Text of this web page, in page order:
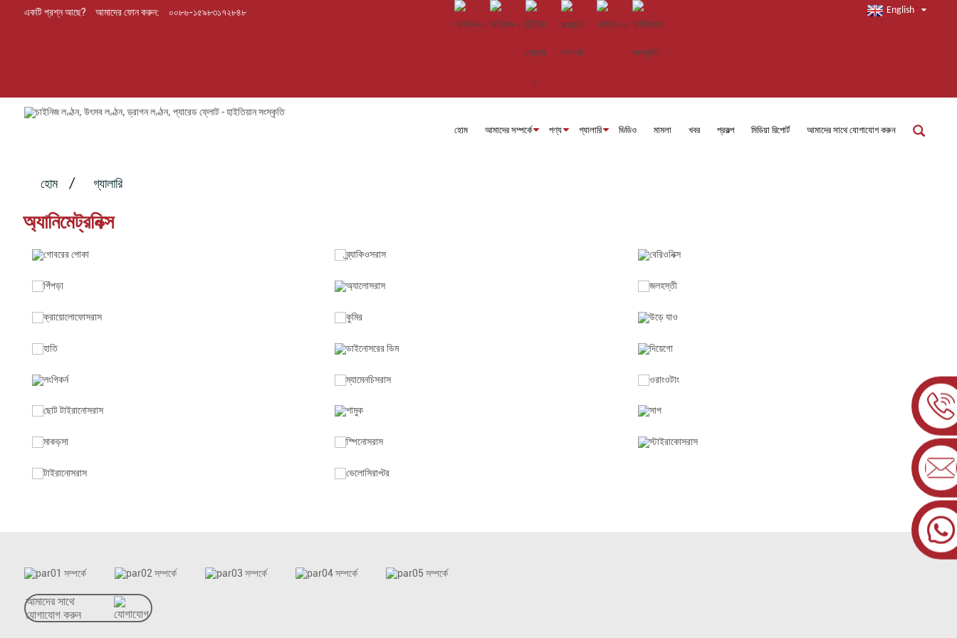
একটি প্রশ্ন আছে? আমাদের ফোন করুন: ০০৮৬-১৫৯৮৩১৭২৮৪৮ English
হোম আমাদের সম্পর্কে পণ্য গ্যালারি ভিডিও মামলা খবর প্রকল্প মিডিয়া রিপোর্ট আমাদের সাথে যোগাযোগ করুন
হোম গ্যালারি
অ্যানিমেট্রনিক্স
আমাদের সাথে
যোগাযোগ করুন